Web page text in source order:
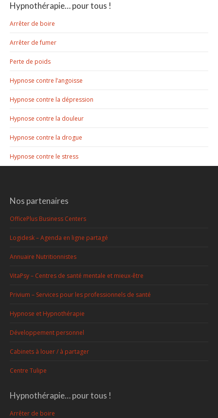
Hypnothérapie… pour tous !
Arrêter de boire
Arrêter de fumer
Perte de poids
Hypnose contre l’angoisse
Hypnose contre la dépression
Hypnose contre la douleur
Hypnose contre la drogue
Hypnose contre le stress
Nos partenaires
OfficePlus Business Centers
Logidesk – Agenda en ligne partagé
Annuaire Nutritionnistes
VitaPsy – Centres de santé mentale et mieux-être
Privium – Services pour les professionnels de santé
Hypnose et Hypnothérapie
Développement personnel
Cabinets à louer / à partager
Centre Tulipe
Hypnothérapie… pour tous !
Arrêter de boire